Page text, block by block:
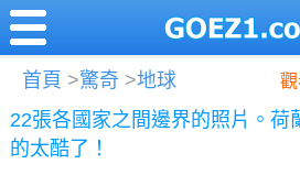
首頁 >驚奇 >地球
22張各國家之間邊界的照片。荷
的太酷了！